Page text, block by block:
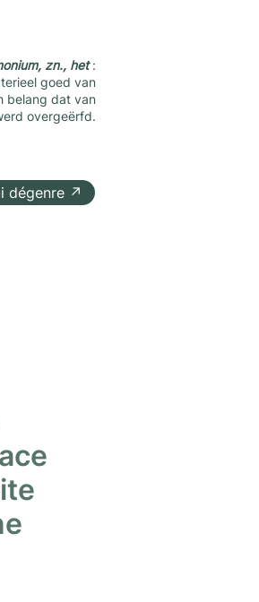
zn., het:
goed van
belang dat van
overgeërfd.
dégenre ↗